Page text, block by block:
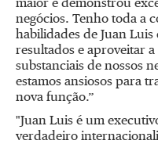
maior e demonstrou
negócios. Tenho toda a
habilidades de Juan
resultados e aproveitar
substanciais de nossos
estamos ansiosos para
nova função.”
"Juan Luis é um
verdadeiro